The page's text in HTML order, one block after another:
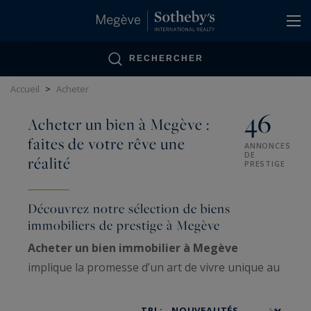
RECHERCHER
Accueil > Acheter
Acheter un bien à Megève :
faites de votre rêve une
réalité
46
ANNONCES
DE
PRESTIGE
Découvrez notre sélection de biens
immobiliers de prestige à Megève
Acheter un bien immobilier à Megève
implique la promesse d’un art de vivre unique au
stations prisées de Haute-Savoie, notamment